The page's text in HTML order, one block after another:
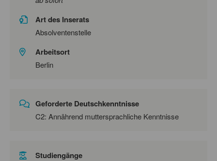
Art des Inserats
Absolventenstelle
Arbeitsort
Berlin
Geforderte Deutschkenntnisse
C2: Annährend muttersprachliche Kenntnisse
Studiengänge